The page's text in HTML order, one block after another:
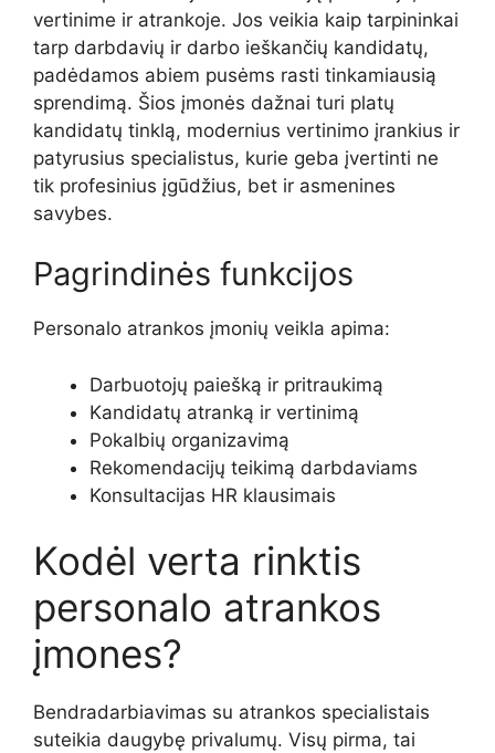
vertinime ir atrankoje. Jos veikia kaip tarpininkai
tarp darbdavių ir darbo ieškančių kandidatų,
padėdamos abiem pusėms rasti tinkamiausią
sprendimą. Šios įmonės dažnai turi platų
kandidatų tinklą, modernius vertinimo įrankius ir
patyrusius specialistus, kurie geba įvertinti ne
tik profesinius įgūdžius, bet ir asmenines
savybes.
Pagrindinės funkcijos
Personalo atrankos įmonių veikla apima:
Darbuotojų paiešką ir pritraukimą
Kandidatų atranką ir vertinimą
Pokalbių organizavimą
Rekomendacijų teikimą darbdaviams
Konsultacijas HR klausimais
Kodėl verta rinktis
personalo atrankos
įmones?
Bendradarbiavimas su atrankos specialistais
suteikia daugybę privalumų. Visų pirma, tai